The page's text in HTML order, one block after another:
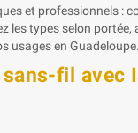
et professionnels :
les types selon
usages en Guadeloupe.
fil avec